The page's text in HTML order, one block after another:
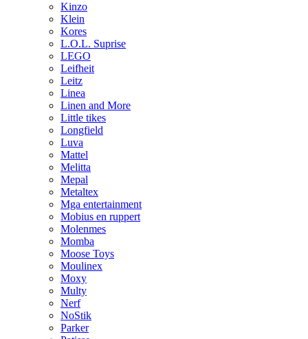
Kinzo
Klein
Kores
L.O.L. Suprise
LEGO
Leifheit
Leitz
Linea
Linen and More
Little tikes
Longfield
Luva
Mattel
Melitta
Mepal
Metaltex
Mga entertainment
Mobius en ruppert
Molenmes
Momba
Moose Toys
Moulinex
Moxy
Multy
Nerf
NoStik
Parker